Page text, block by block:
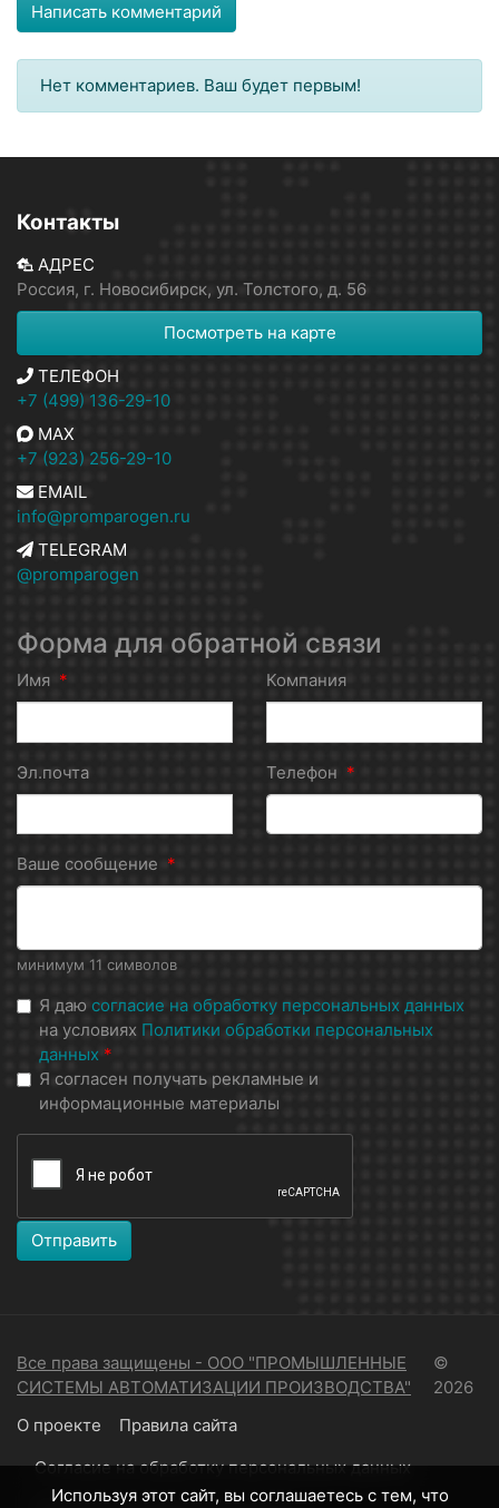
Написать комментарий
Нет комментариев. Ваш будет первым!
Контакты
АДРЕС
Россия, г. Новосибирск, ул. Толстого, д. 56
Посмотреть на карте
ТЕЛЕФОН
+7 (499) 136-29-10
MAX
+7 (923) 256-29-10
EMAIL
info@promparogen.ru
TELEGRAM
@promparogen
Форма для обратной связи
Имя * Компания
Эл.почта Телефон *
Ваше сообщение *
минимум 11 символов
Я даю согласие на обработку персональных данных
на условиях Политики обработки персональных
данных *
Я согласен получать рекламные и
информационные материалы
Отправить
Все права защищены - ООО "ПРОМЫШЛЕННЫЕ
СИСТЕМЫ АВТОМАТИЗАЦИИ ПРОИЗВОДСТВА"
©
2026
О проекте
Правила сайта
Согласие на обработку персональных данных
Используя этот сайт, вы соглашаетесь с тем, что